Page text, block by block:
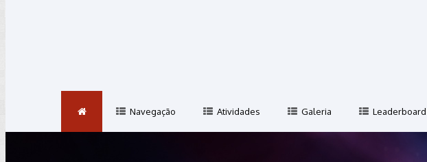
Navegação Atividades Galeria Leaderboard